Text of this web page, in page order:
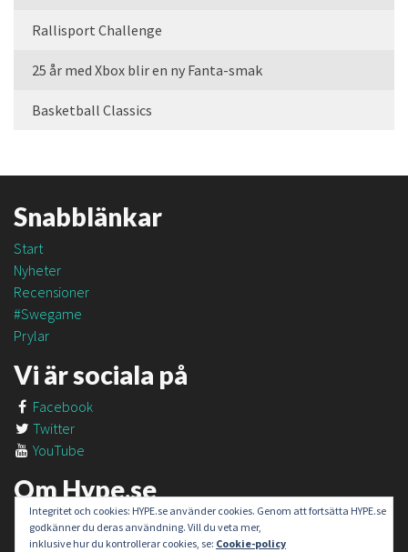
Rallisport Challenge
25 år med Xbox blir en ny Fanta-smak
Basketball Classics
Snabblänkar
Start
Nyheter
Recensioner
#Swegame
Prylar
Vi är sociala på
Facebook
Twitter
YouTube
Om Hype.se
Om oss
Om #SweGame
Integritet och cookies: HYPE.se använder cookies. Genom att fortsätta HYPE.se
godkänner du deras användning. Vill du veta mer,
inklusive hur du kontrollerar cookies, se: Cookie-policy